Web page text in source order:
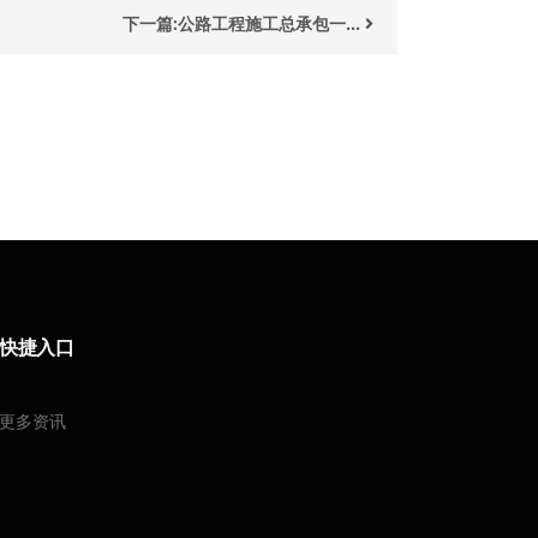
下一篇:公路工程施工总承包一...
快捷入口
更多资讯